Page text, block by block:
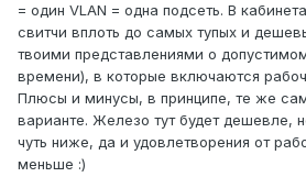
= один VLAN = одна подсеть. В
свитчи вплоть до самых тупых и
твоими представлениями о
времени), в которые включаются
Плюсы и минусы, в принципе, те же
варианте. Железо тут будет дешевле,
чуть ниже, да и удовлетворения от
меньше :)